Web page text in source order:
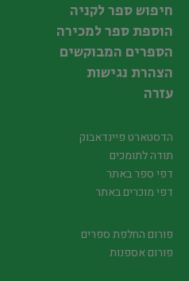
חיפוש ספר לקניה
הוספת ספר למכירה
הספרים המבוקשים
הצהרת נגישות
עזרה
הדסטארט פיינדאבוק
תודה לתומכים
דפי ספר באתר
דפי מוכרים באתר
פורום החלפת ספרים
פורום אספנות